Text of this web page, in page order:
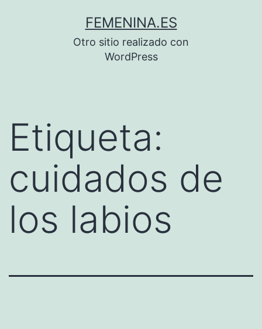
FEMENINA.ES
Otro sitio realizado con
WordPress
Etiqueta:
cuidados de
los labios